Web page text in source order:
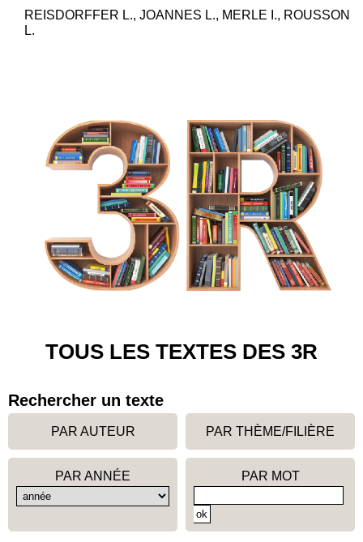
REISDORFFER L., JOANNES L., MERLE I., ROUSSON
L.
TOUS LES TEXTES DES 3R
Rechercher un texte
PAR AUTEUR PAR THÈME/FILIÈRE
PAR ANNÉE PAR MOT